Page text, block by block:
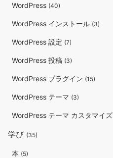
WordPress (40)
WordPress インストール (3)
WordPress 設定 (7)
WordPress 投稿 (3)
WordPress プラグイン (15)
WordPress テーマ (3)
WordPress テーマ カスタマイズ
学び (35)
本 (5)